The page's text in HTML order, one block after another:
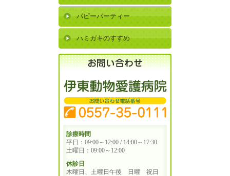
パピーパーティー
ハミガキのすすめ
診療時間
平日：09:00～12:00 / 14:00～17:30
土曜日：09:00～12:00
休診日
木曜日、土曜日午後 日曜 祝日